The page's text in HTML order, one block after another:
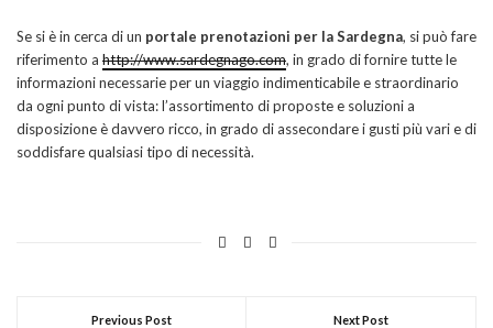
Se si è in cerca di un portale prenotazioni per la Sardegna, si può fare
riferimento a http://www.sardegnago.com, in grado di fornire tutte le
informazioni necessarie per un viaggio indimenticabile e straordinario
da ogni punto di vista: l’assortimento di proposte e soluzioni a
disposizione è davvero ricco, in grado di assecondare i gusti più vari e di
soddisfare qualsiasi tipo di necessità.
Previous Post Next Post